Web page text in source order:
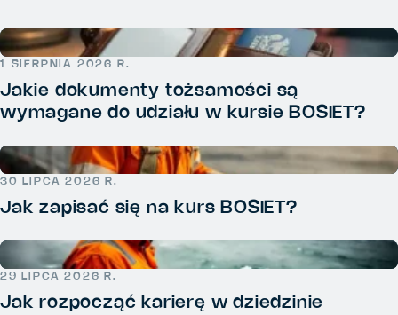
1 SIERPNIA 2026 R.
Jakie dokumenty tożsamości są
wymagane do udziału w kursie BOSIET?
30 LIPCA 2026 R.
Jak zapisać się na kurs BOSIET?
29 LIPCA 2026 R.
Jak rozpocząć karierę w dziedzinie